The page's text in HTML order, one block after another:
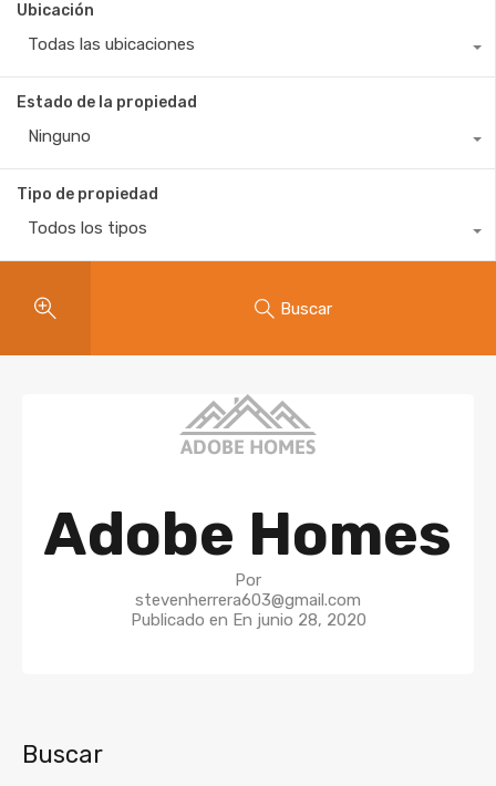
Ubicación
Todas las ubicaciones
Estado de la propiedad
Ninguno
Tipo de propiedad
Todos los tipos
Buscar
Adobe Homes
Por
stevenherrera603@gmail.com
Publicado en En junio 28, 2020
Buscar